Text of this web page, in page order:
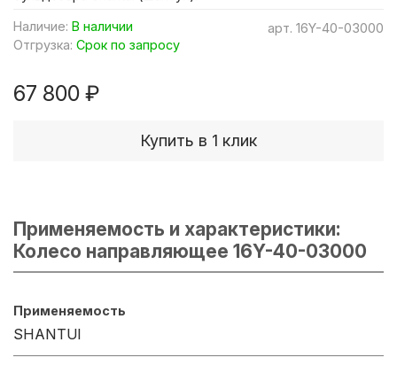
арт. 16Y-40-03000
Наличие: В наличии
Отгрузка: Срок по запросу
67 800 ₽
Купить в 1 клик
Применяемость и характеристики:
Колесо направляющее 16Y-40-03000
Применяемость
SHANTUI